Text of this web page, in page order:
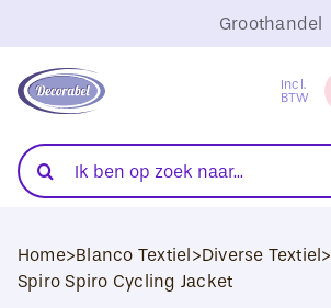
naar
inhoud
Groothandel
Incl.
BTW
Folies
Transferpersen
Zoeken
naar:
Home>Blanco Textiel>Diverse Textiel>
Spiro Spiro Cycling Jacket